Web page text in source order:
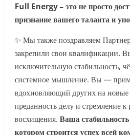
Full Energy – это не просто
признание вашего таланта и
✨ Мы также поздравляем
закрепили свои квалификации.
исключительную стабильность,
системное мышление. Вы —
вдохновляющий других на
преданность делу и стремление
восхищения. Ваша
котором строится успех всей